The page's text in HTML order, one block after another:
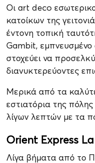
Οι art deco
κατοίκων της
έντονη τοπική
Gambit, εμπνευσμένο
στοχεύει να
διανυκτερεύοντες
Μερικά από τα
εστιατόρια της
λίγων λεπτών με τα
Orient Express
Λίγα βήματα από το